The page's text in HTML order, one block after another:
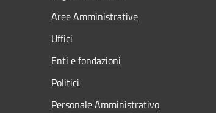
Aree Amministrative
Uffici
Enti e fondazioni
Politici
Personale Amministrativo